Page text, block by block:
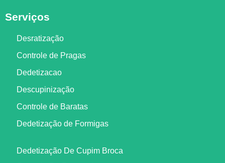
Serviços
Desratização
Controle de Pragas
Dedetizacao
Descupinização
Controle de Baratas
Dedetização de Formigas
Dedetização De Cupim Broca